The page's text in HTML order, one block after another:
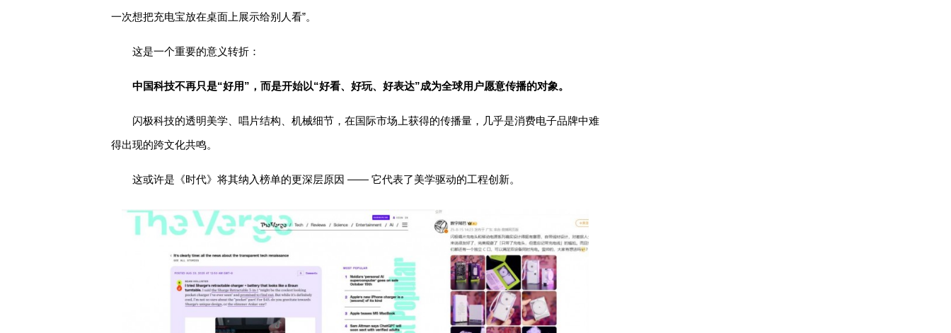
一次想把充电宝放在桌面上展示给别人看”。
这是一个重要的意义转折：
中国科技不再只是“好用”，而是开始以“好看、好玩、好表达”成为全球用户愿意传播的对象。
闪极科技的透明美学、唱片结构、机械细节，在国际市场上获得的传播量，几乎是消费电子品牌中难
得出现的跨文化共鸣。
这或许是《时代》将其纳入榜单的更深层原因 —— 它代表了美学驱动的工程创新。